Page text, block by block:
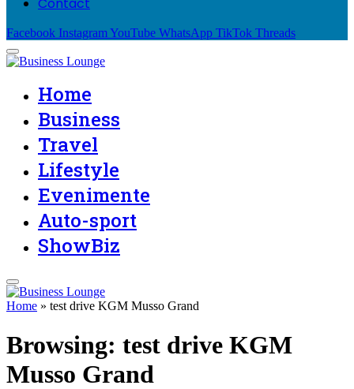
Contact
Facebook InstagramYouTube WhatsApp TikTok Threads
Home
Business
Travel
Lifestyle
Evenimente
Auto-sport
ShowBiz
Home » test drive KGM Musso Grand
Browsing: test drive KGM
Musso Grand